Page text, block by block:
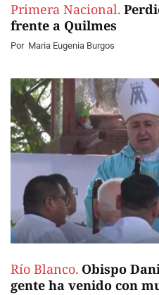
Primera Nacional.
frente a Quilmes
Por Maria Eugenia Burgos
Río Blanco. Obispo
gente ha venido con